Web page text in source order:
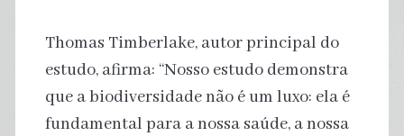
Thomas Timberlake, autor principal do
estudo, afirma: “Nosso estudo demonstra
que a biodiversidade não é um luxo: ela é
fundamental para a nossa saúde, a nossa